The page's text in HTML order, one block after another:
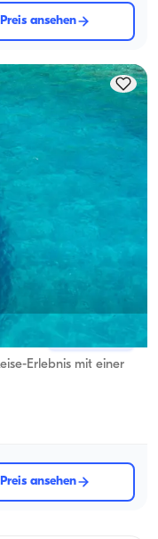
ansehen
Erlebnis mit einer
ansehen